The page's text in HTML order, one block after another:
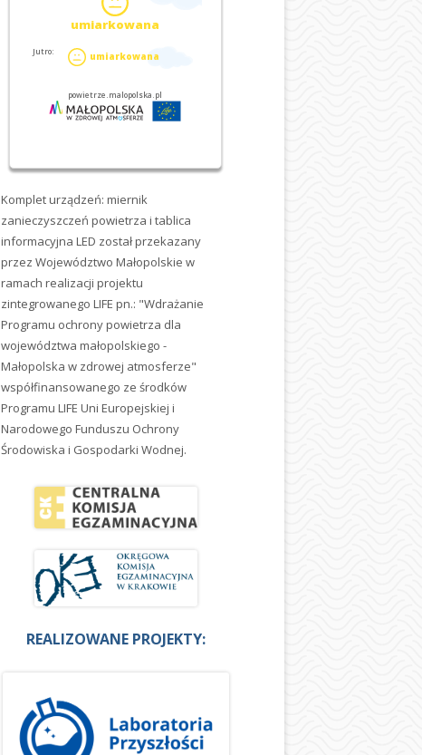
Komplet urządzeń: miernik
zanieczyszczeń powietrza i tablica
informacyjna LED został przekazany
przez Województwo Małopolskie w
ramach realizacji projektu
zintegrowanego LIFE pn.: "Wdrażanie
Programu ochrony powietrza dla
województwa małopolskiego -
Małopolska w zdrowej atmosferze"
współfinansowanego ze środków
Programu LIFE Uni Europejskiej i
Narodowego Funduszu Ochrony
Środowiska i Gospodarki Wodnej.
REALIZOWANE PROJEKTY: